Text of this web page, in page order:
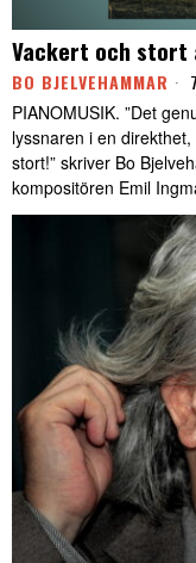
Vackert och stort
BO BJELVEHAMMAR
PIANOMUSIK. ”Det
lyssnaren i en
stort!” skriver Bo
kompositören Emil